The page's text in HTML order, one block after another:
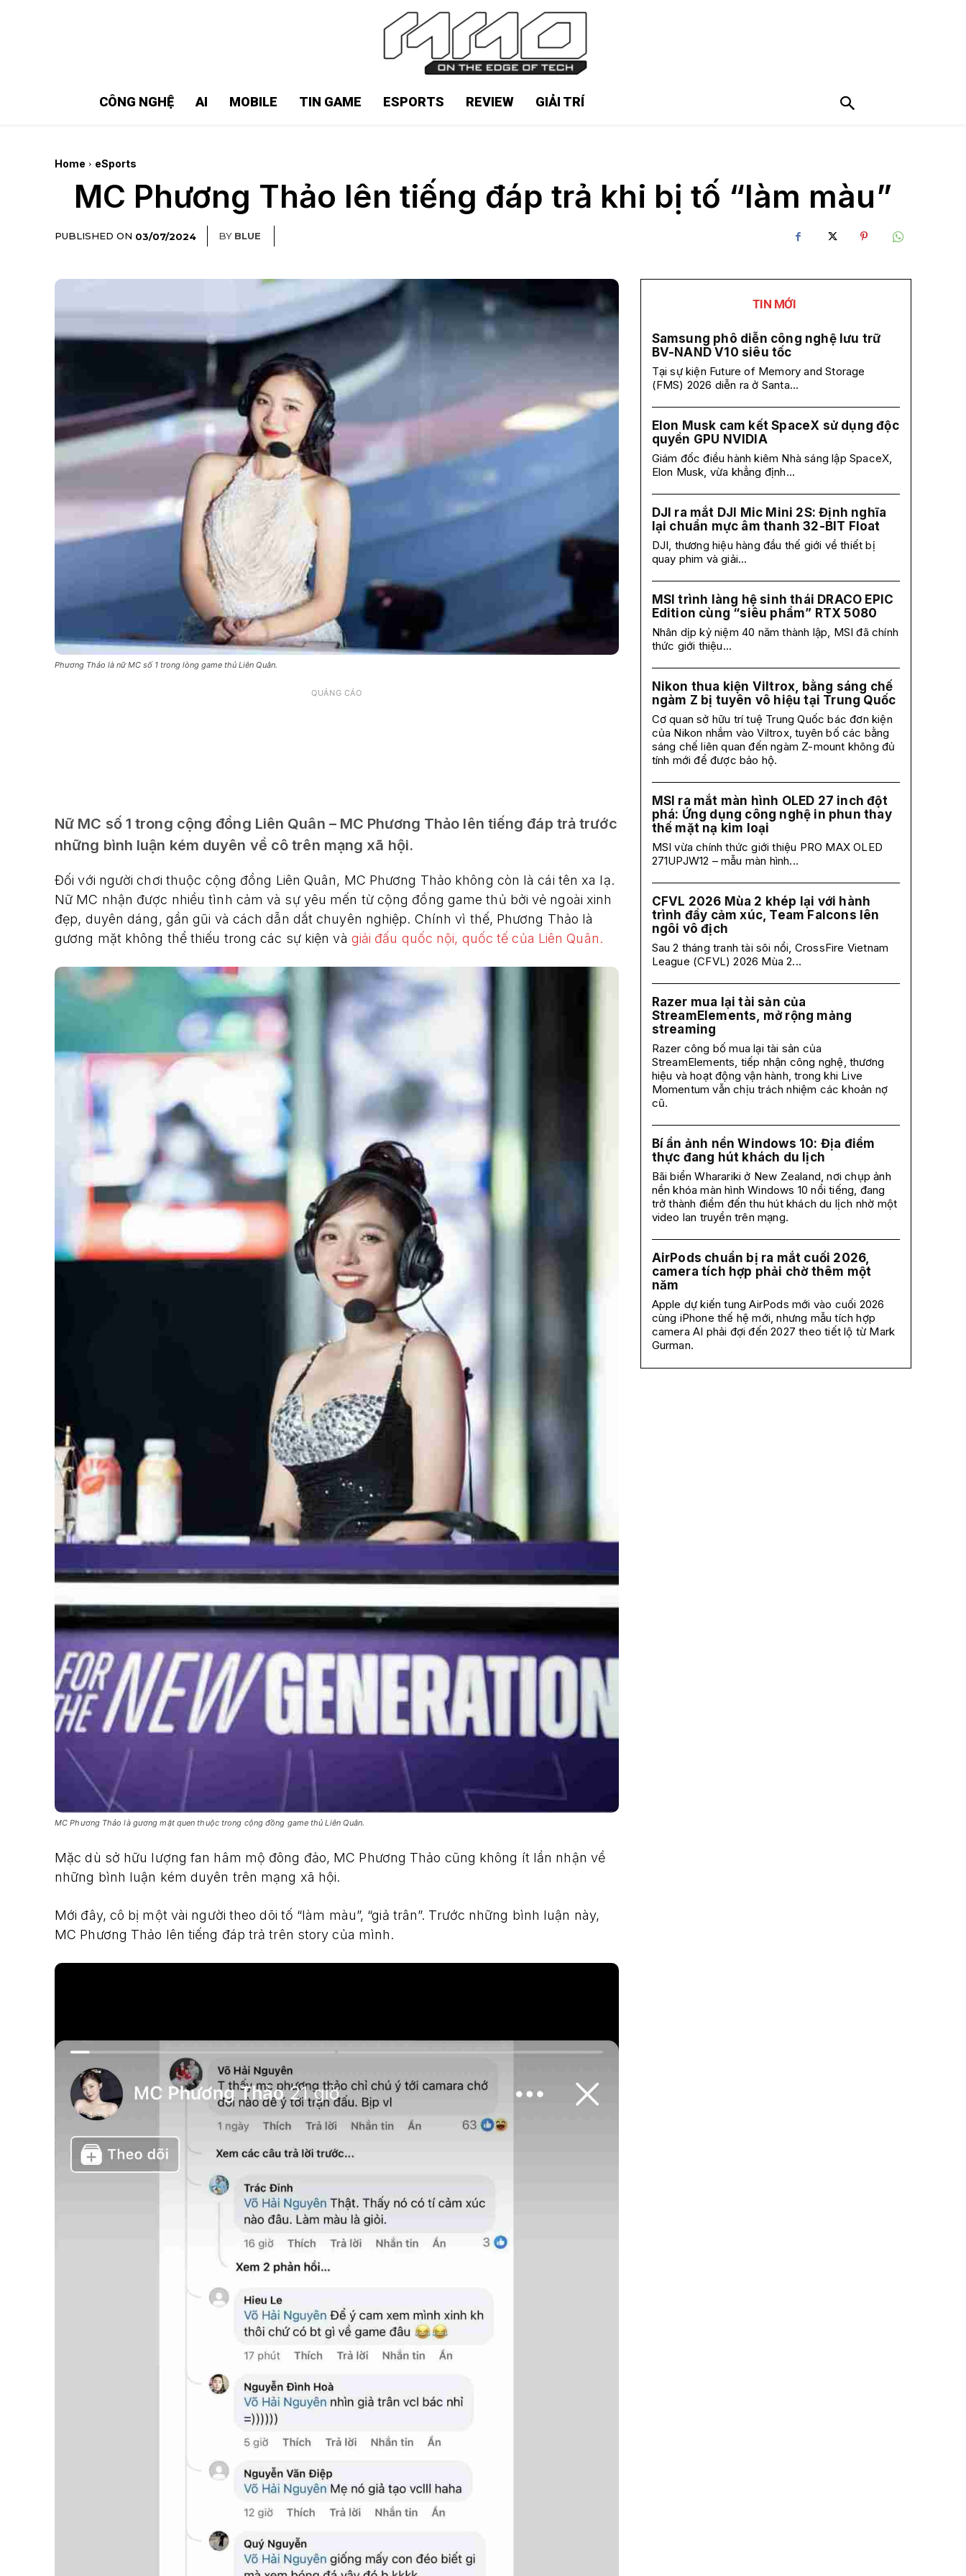
CÔNG NGHỆ AI MOBILE TIN GAME ESPORTS REVIEW GIẢI TRÍ
Home eSports
MC Phương Thảo lên tiếng đáp trả khi bị tố “làm màu”
PUBLISHED ON 03/07/2024 BY BLUE
Phương Thảo là nữ MC số 1 trong lòng game thủ Liên Quân.
QUẢNG CÁO
Nữ MC số 1 trong cộng đồng Liên Quân – MC Phương Thảo lên tiếng đáp trả trước
những bình luận kém duyên về cô trên mạng xã hội.
Đối với người chơi thuộc cộng đồng Liên Quân, MC Phương Thảo không còn là cái tên xa lạ.
Nữ MC nhận được nhiều tình cảm và sự yêu mến từ cộng đồng game thủ bởi vẻ ngoài xinh
đẹp, duyên dáng, gần gũi và cách dẫn dắt chuyên nghiệp. Chính vì thế, Phương Thảo là
gương mặt không thể thiếu trong các sự kiện và giải đấu quốc nội, quốc tế của Liên Quân.
MC Phương Thảo là gương mặt quen thuộc trong cộng đồng game thủ Liên Quân.
Mặc dù sở hữu lượng fan hâm mộ đông đảo, MC Phương Thảo cũng không ít lần nhận về
những bình luận kém duyên trên mạng xã hội.
Mới đây, cô bị một vài người theo dõi tố “làm màu”, “giả trân”. Trước những bình luận này,
MC Phương Thảo lên tiếng đáp trả trên story của mình.
TIN MỚI
Samsung phô diễn công nghệ lưu trữ
BV-NAND V10 siêu tốc
Tại sự kiện Future of Memory and Storage
(FMS) 2026 diễn ra ở Santa...
Elon Musk cam kết SpaceX sử dụng độc
quyền GPU NVIDIA
Giám đốc điều hành kiêm Nhà sáng lập SpaceX,
Elon Musk, vừa khẳng định...
DJI ra mắt DJI Mic Mini 2S: Định nghĩa
lại chuẩn mực âm thanh 32-BIT Float
DJI, thương hiệu hàng đầu thế giới về thiết bị
quay phim và giải...
MSI trình làng hệ sinh thái DRACO EPIC
Edition cùng “siêu phẩm” RTX 5080
Nhân dịp kỷ niệm 40 năm thành lập, MSI đã chính
thức giới thiệu...
Nikon thua kiện Viltrox, bằng sáng chế
ngàm Z bị tuyên vô hiệu tại Trung Quốc
Cơ quan sở hữu trí tuệ Trung Quốc bác đơn kiện
của Nikon nhắm vào Viltrox, tuyên bố các bằng
sáng chế liên quan đến ngàm Z-mount không đủ
tính mới để được bảo hộ.
MSI ra mắt màn hình OLED 27 inch đột
phá: Ứng dụng công nghệ in phun thay
thế mặt nạ kim loại
MSI vừa chính thức giới thiệu PRO MAX OLED
271UPJW12 – mẫu màn hình...
CFVL 2026 Mùa 2 khép lại với hành
trình đầy cảm xúc, Team Falcons lên
ngôi vô địch
Sau 2 tháng tranh tài sôi nổi, CrossFire Vietnam
League (CFVL) 2026 Mùa 2...
Razer mua lại tài sản của
StreamElements, mở rộng mảng
streaming
Razer công bố mua lại tài sản của
StreamElements, tiếp nhận công nghệ, thương
hiệu và hoạt động vận hành, trong khi Live
Momentum vẫn chịu trách nhiệm các khoản nợ
cũ.
Bí ẩn ảnh nền Windows 10: Địa điểm
thực đang hút khách du lịch
Bãi biển Wharariki ở New Zealand, nơi chụp ảnh
nền khóa màn hình Windows 10 nổi tiếng, đang
trở thành điểm đến thu hút khách du lịch nhờ một
video lan truyền trên mạng.
AirPods chuẩn bị ra mắt cuối 2026,
camera tích hợp phải chờ thêm một
năm
Apple dự kiến tung AirPods mới vào cuối 2026
cùng iPhone thế hệ mới, nhưng mẫu tích hợp
camera AI phải đợi đến 2027 theo tiết lộ từ Mark
Gurman.